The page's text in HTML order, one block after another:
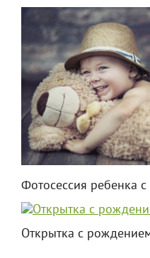
Фотосессия ребенка
Открытка с